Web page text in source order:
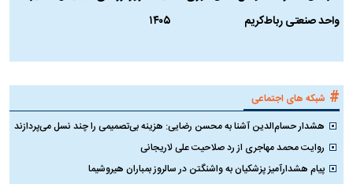
واحد صنعتی رباط‌کریم
۱۴۰۵
# شبکه های اجتماعی
هشدار حسام‌الدین آشنا به محسن رضایی: هزینه بی‌تصمیمی را چند نسل می‌پردازند
روایت محمد مهاجری از رد صلاحیت علی لاریجانی
پیام هشدارآمیز پزشکیان به واشنگتن در سالروز بمباران هیروشیما